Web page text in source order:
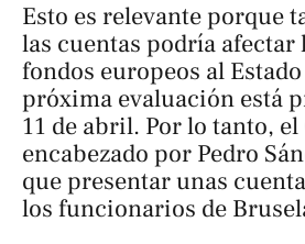
Esto es relevante porque
las cuentas podría afectar
fondos europeos al
próxima evaluación está
11 de abril. Por lo tanto,
encabezado por Pedro
que presentar unas
los funcionarios de